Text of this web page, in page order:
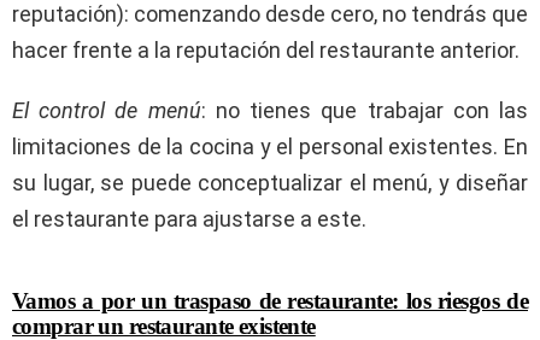
reputación): comenzando desde cero, no tendrás que
hacer frente a la reputación del restaurante anterior.
El control de menú: no tienes que trabajar con las
limitaciones de la cocina y el personal existentes. En
su lugar, se puede conceptualizar el menú, y diseñar
el restaurante para ajustarse a este.
Vamos a por un traspaso de restaurante: los riesgos de
comprar un restaurante existente